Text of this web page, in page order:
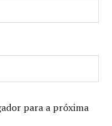
para a próxima